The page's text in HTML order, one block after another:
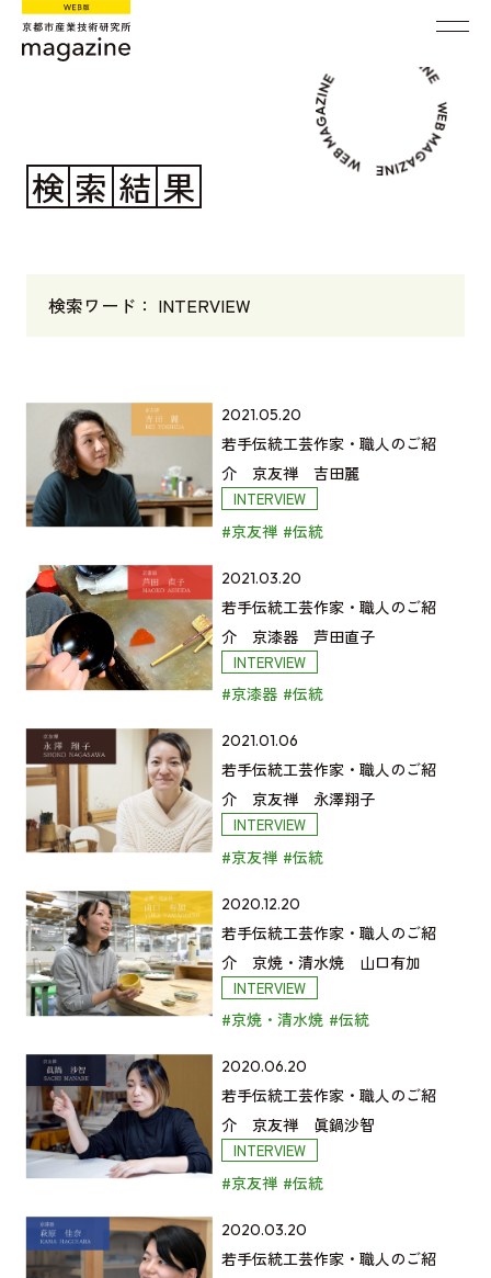
検 索 結 果
検索ワード INTERVIEW
統
工
芸
作
家・
職
人
紹
介
京
友
禅
吉
田
麗
の
を
読
む
2021.05.20
若手伝統工芸作家・職人のご紹
介 京友禅 吉田麗
INTERVIEW
#京友禅 #伝統
若
手
伝
統
工
芸
家・
職
人
ご
紹
介
京
漆
器
芦󠄀
田
直
記
事
2021.03.20
若手伝統工芸作家・職人のご紹
介 京漆器 芦󠄀田直子
INTERVIEW
#京漆器 #伝統
手
統
工
芸
作
家・
職
人
紹
介
京
友
禅
永
2021.01.06
若手伝統工芸作家・職人のご紹
介 京友禅 永澤翔子
INTERVIEW
#京友禅 #伝統
若
手
伝
統
工
芸
作
家・
職
ご
紹
2020.12.20
若手伝統工芸作家・職人のご紹
介 京焼・清水焼 山口有加
INTERVIEW
#京焼・清水焼 #伝統
手
伝
統
工
芸
作
2020.06.20
若手伝統工芸作家・職人のご紹
介 京友禅 眞鍋沙智
INTERVIEW
#京友禅 #伝統
若
手
2020.03.20
若手伝統工芸作家・職人のご紹